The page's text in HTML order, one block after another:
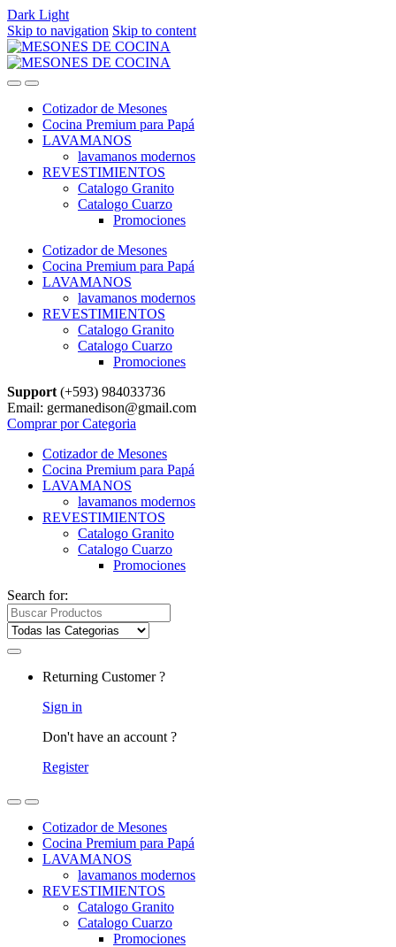
Dark Light
Skip to navigation Skip to content
Cotizador de Mesones
Cocina Premium para Papá
LAVAMANOS
lavamanos modernos
REVESTIMIENTOS
Catalogo Granito
Catalogo Cuarzo
Promociones
Cotizador de Mesones
Cocina Premium para Papá
LAVAMANOS
lavamanos modernos
REVESTIMIENTOS
Catalogo Granito
Catalogo Cuarzo
Promociones
Support (+593) 984033736
Email: germanedison@gmail.com
Comprar por Categoria
Cotizador de Mesones
Cocina Premium para Papá
LAVAMANOS
lavamanos modernos
REVESTIMIENTOS
Catalogo Granito
Catalogo Cuarzo
Promociones
Search for:
Returning Customer ?
Sign in
Don't have an account ?
Register
Cotizador de Mesones
Cocina Premium para Papá
LAVAMANOS
lavamanos modernos
REVESTIMIENTOS
Catalogo Granito
Catalogo Cuarzo
Promociones